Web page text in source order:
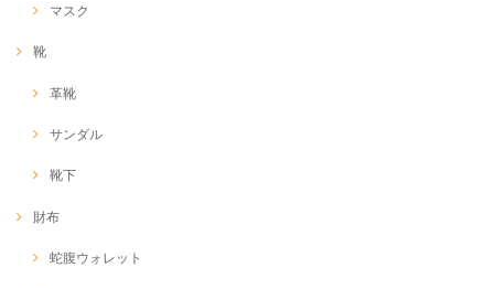
マスク
靴
革靴
サンダル
靴下
財布
蛇腹ウォレット